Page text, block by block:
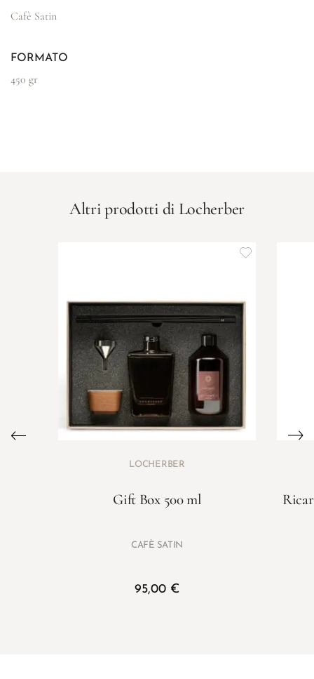
Cafè Satin
FORMATO
450 gr
Altri prodotti di Locherber
LOCHERBER
Gift Box 500 ml
CAFÈ SATIN
95,00 €